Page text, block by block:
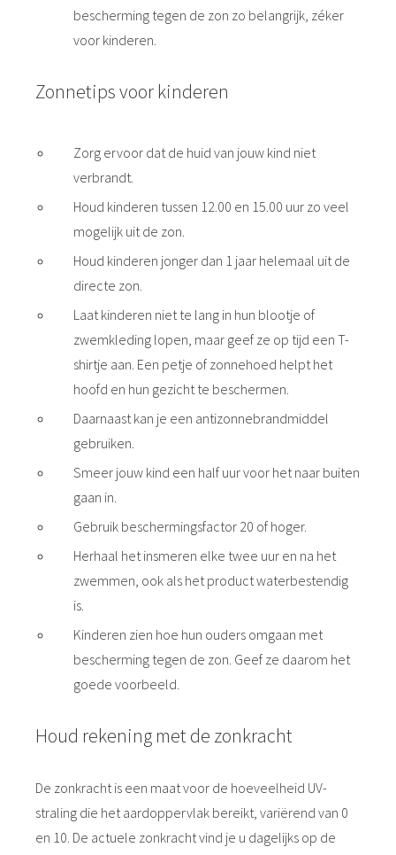
bescherming tegen de zon zo belangrijk, zéker
voor kinderen.
Zonnetips voor kinderen
Zorg ervoor dat de huid van jouw kind niet
verbrandt.
Houd kinderen tussen 12.00 en 15.00 uur zo veel
mogelijk uit de zon.
Houd kinderen jonger dan 1 jaar helemaal uit de
directe zon.
Laat kinderen niet te lang in hun blootje of
zwemkleding lopen, maar geef ze op tijd een T-
shirtje aan. Een petje of zonnehoed helpt het
hoofd en hun gezicht te beschermen.
Daarnaast kan je een antizonnebrandmiddel
gebruiken.
Smeer jouw kind een half uur voor het naar buiten
gaan in.
Gebruik beschermingsfactor 20 of hoger.
Herhaal het insmeren elke twee uur en na het
zwemmen, ook als het product waterbestendig
is.
Kinderen zien hoe hun ouders omgaan met
bescherming tegen de zon. Geef ze daarom het
goede voorbeeld.
Houd rekening met de zonkracht
De zonkracht is een maat voor de hoeveelheid UV-
straling die het aardoppervlak bereikt, variërend van 0
en 10. De actuele zonkracht vind je u dagelijks op de